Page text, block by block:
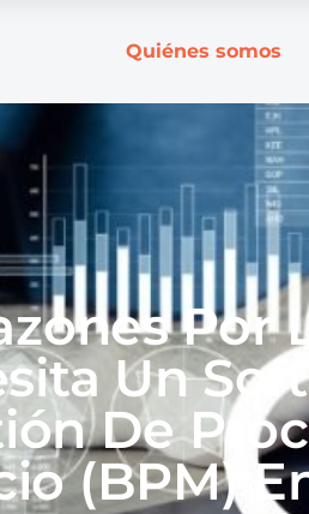
Quiénes somos
Por
Un
De
(BPM)